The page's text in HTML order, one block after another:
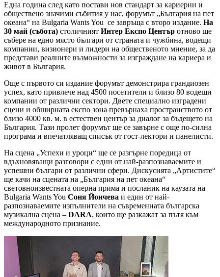
Една година след като постави нов стандарт за кариерни и
обществено значими събития у нас, форумът „България на пет
океана“ на Bulgaria Wants You се завръща с второ издание. На
30 май (събота) столичният Интер Експо Център отново ще
събере на едно място българи от страната и чужбина, водещи
компании, визионери и лидери на общественото мнение, за да
представи реалните възможности за изграждане на кариера и
живот в България.
Още с първото си издание форумът демонстрира грандиозен
успех, като привлече над 4500 посетители и близо 80 водещи
компании от различни сектори. Двете специално изградени
сцени и обширната експо зона превърнаха пространството от
близо 4000 кв. м. в естествен център за диалог за бъдещето на
България. Тази пролет форумът ще се завърне с още по-силна
програма и впечатляващ списък от гост-лектори и панелисти.
На сцена „Успехи и уроци“ ще се разгърне поредица от
вдъхновяващи разговори с едни от най-разпознаваемите и
успешни българи от различни сфери. Дискусията „Артистите“
ще качи на сцената на „България на пет океана“
световноизвестната оперна прима и посланик на каузата на
Bulgaria Wants You Соня Йончева и един от най-
разпознаваемите изпълнители на съвременната българска
музикална сцена – DARA, които ще разкажат за пътя към
международното признание.